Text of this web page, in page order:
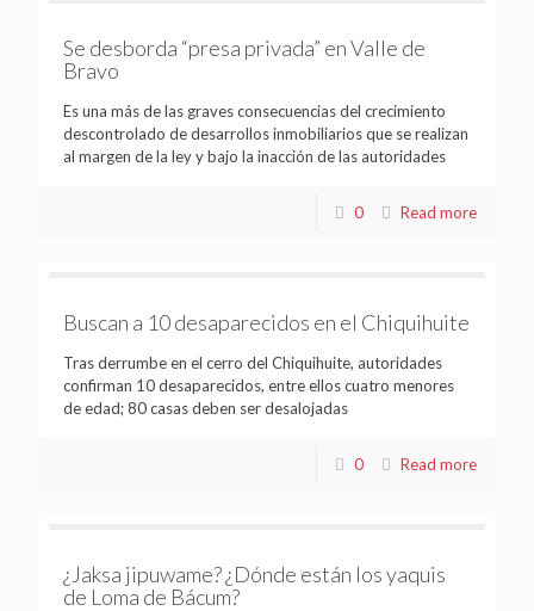
Se desborda “presa privada” en Valle de
Bravo
Es una más de las graves consecuencias del crecimiento
descontrolado de desarrollos inmobiliarios que se realizan
al margen de la ley y bajo la inacción de las autoridades
0 Read more
Buscan a 10 desaparecidos en el Chiquihuite
Tras derrumbe en el cerro del Chiquihuite, autoridades
confirman 10 desaparecidos, entre ellos cuatro menores
de edad; 80 casas deben ser desalojadas
0 Read more
¿Jaksa jipuwame? ¿Dónde están los yaquis
de Loma de Bácum?